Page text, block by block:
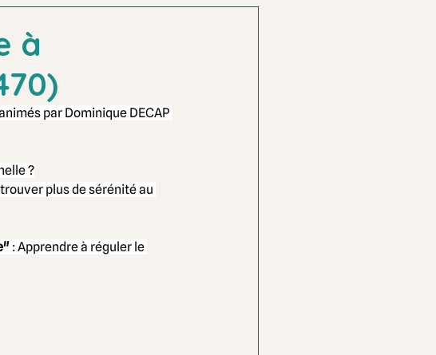
à
par Dominique DECAP
?
plus de sérénité au
: Apprendre à réguler le